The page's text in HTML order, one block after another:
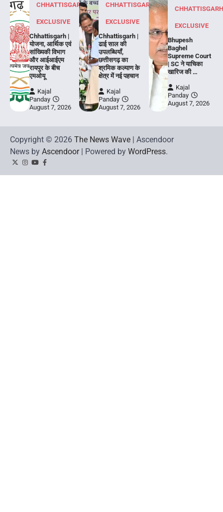
CHHATTISGARH
EXCLUSIVE
Chhattisgarh |
योजना, आर्थिक एवं
सांख्यिकी विभाग
और आईआईएम
रायपुर के बीच
एमओयू
Kajal
Panday
August 7, 2026
CHHATTISGARH
EXCLUSIVE
Chhattisgarh |
ढाई साल की
उपलब्धियाँ,
छत्तीसगढ़ का
श्रमिक कल्याण के
क्षेत्र में नई पहचान
Kajal
Panday
August 7, 2026
EXCLUSIVE
Bhupesh
Baghel
Supreme Court
| SC ने याचिका
खारिज की …
Kajal
Panday
August 7, 2026
Copyright © 2026 The News Wave | Ascendoor
News by Ascendoor| Powered by WordPress.
TwitterInstagram
YouTubeFacebook